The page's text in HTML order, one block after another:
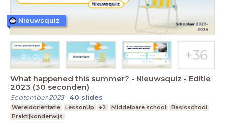
What happened this summer? - Nieuwsquiz - Editie
2023 (30 seconden)
September 2023- 40 slides
Wereldoriëntatie LessonUp +2 Middelbare school
Basisschool
Praktijkonderwijs
Nieuwsquiz